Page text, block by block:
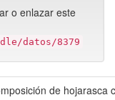
o enlazar este
datos/8379
de hojarasca